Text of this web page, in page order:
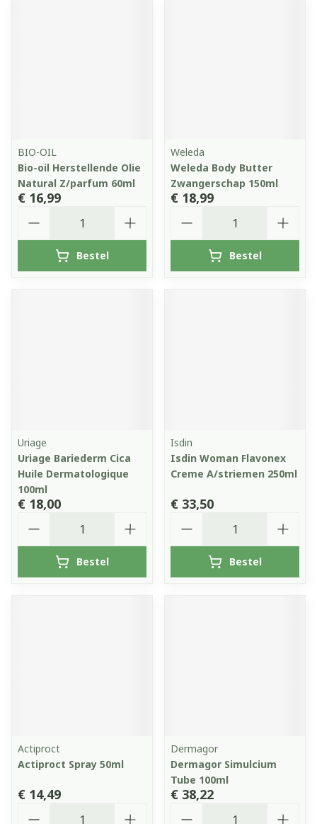
BIO-OIL
Bio-oil Herstellende Olie
Natural Z/parfum 60ml
€ 16,99
Bestel
Weleda
Weleda Body Butter
Zwangerschap 150ml
€ 18,99
Bestel
Uriage
Uriage Bariederm Cica
Huile Dermatologique
100ml
€ 18,00
Bestel
Isdin
Isdin Woman Flavonex
Creme A/striemen 250ml
€ 33,50
Bestel
Actiproct
Actiproct Spray 50ml
€ 14,49
Dermagor
Dermagor Simulcium
Tube 100ml
€ 38,22